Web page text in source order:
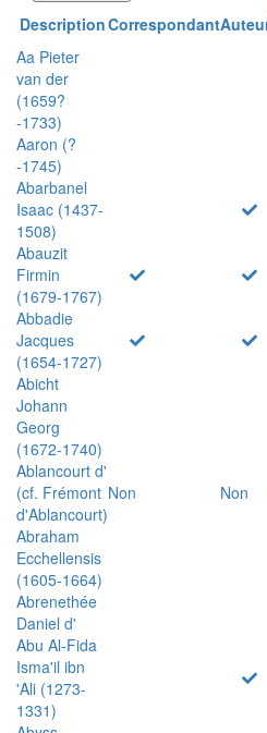
DescriptionCorrespondant
Aa Pieter
van der
(1659?
-1733)
Aaron (?
-1745)
Abarbanel
Isaac (1437-
1508)
Abauzit
Firmin
(1679-1767)
Abbadie
Jacques
(1654-1727)
Abicht
Johann
Georg
(1672-1740)
Ablancourt d'
(cf. Frémont
d'Ablancourt)
Non Non
Abraham
Ecchellensis
(1605-1664)
Abrenethée
Daniel d'
Abu Al-Fida
Isma'il ibn
'Ali (1273-
1331)